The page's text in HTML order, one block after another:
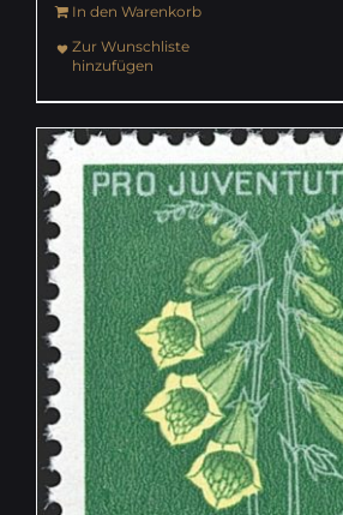
In den Warenkorb
Zur Wunschliste
hinzufügen